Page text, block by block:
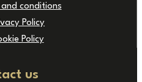
and conditions
Policy
Policy
us